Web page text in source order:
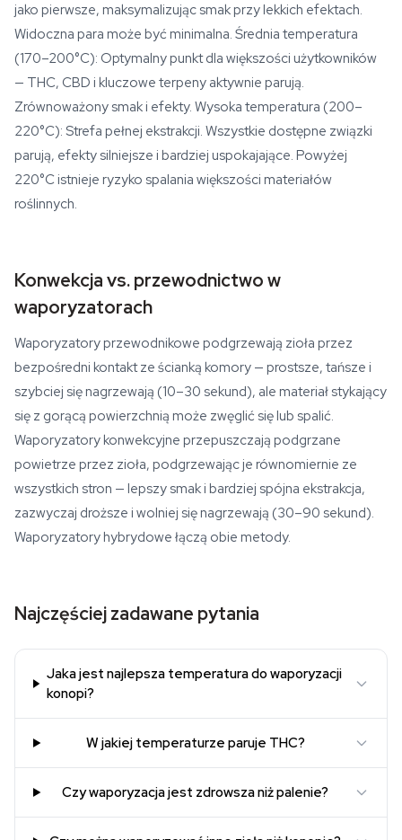
jako pierwsze, maksymalizując smak przy lekkich efektach.
Widoczna para może być minimalna. Średnia temperatura
(170–200°C): Optymalny punkt dla większości użytkowników
— THC, CBD i kluczowe terpeny aktywnie parują.
Zrównoważony smak i efekty. Wysoka temperatura (200–
220°C): Strefa pełnej ekstrakcji. Wszystkie dostępne związki
parują, efekty silniejsze i bardziej uspokajające. Powyżej
220°C istnieje ryzyko spalania większości materiałów
roślinnych.
Konwekcja vs. przewodnictwo w
waporyzatorach
Waporyzatory przewodnikowe podgrzewają zioła przez
bezpośredni kontakt ze ścianką komory — prostsze, tańsze i
szybciej się nagrzewają (10–30 sekund), ale materiał stykający
się z gorącą powierzchnią może zwęglić się lub spalić.
Waporyzatory konwekcyjne przepuszczają podgrzane
powietrze przez zioła, podgrzewając je równomiernie ze
wszystkich stron — lepszy smak i bardziej spójna ekstrakcja,
zazwyczaj droższe i wolniej się nagrzewają (30–90 sekund).
Waporyzatory hybrydowe łączą obie metody.
Najczęściej zadawane pytania
Jaka jest najlepsza temperatura do waporyzacji
konopi?
W jakiej temperaturze paruje THC?
Czy waporyzacja jest zdrowsza niż palenie?